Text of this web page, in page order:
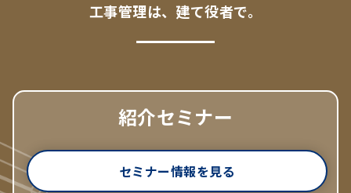
工事管理は、建て役者で。
紹介セミナー
セミナー情報を見る